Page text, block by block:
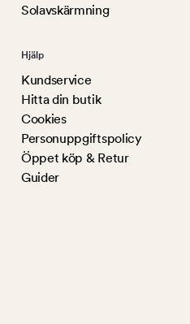
Solavskärmning
Hjälp
Kundservice
Hitta din butik
Cookies
Personuppgiftspolicy
Öppet köp & Retur
Guider